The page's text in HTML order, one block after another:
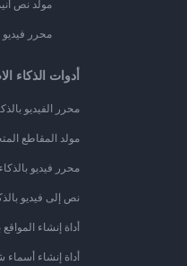
مولد نص
محرر فيديو
أدوات الذكاء
محرر الفيديو
مولد المقاطع
محرر فيديو
نص إلى فيديو
أداة إنشاء
أداة إنشاء